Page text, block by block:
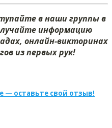
в наши группы в
информацию
онлайн-викторинах
из первых рук!
— оставьте свой отзыв!